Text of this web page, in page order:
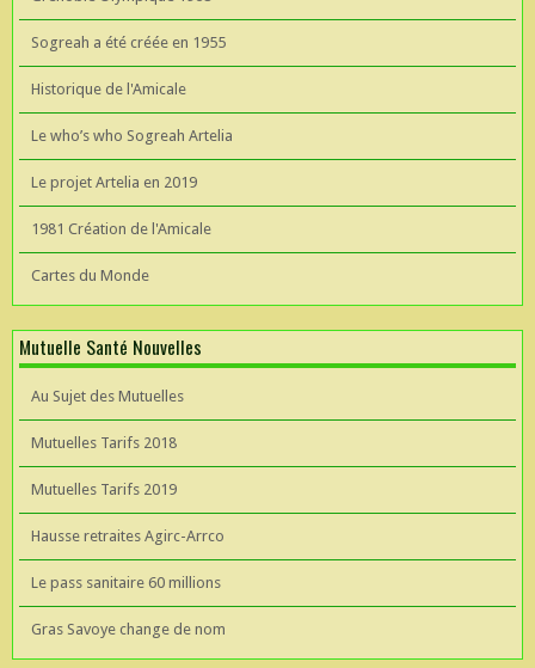
Sogreah a été créée en 1955
Historique de l'Amicale
Le who’s who Sogreah Artelia
Le projet Artelia en 2019
1981 Création de l'Amicale
Cartes du Monde
Mutuelle Santé Nouvelles
Au Sujet des Mutuelles
Mutuelles Tarifs 2018
Mutuelles Tarifs 2019
Hausse retraites Agirc-Arrco
Le pass sanitaire 60 millions
Gras Savoye change de nom